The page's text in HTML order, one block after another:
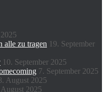
alle zu tragen 19. September
10. September 2025
7. September 2025
August 2025
August 2025